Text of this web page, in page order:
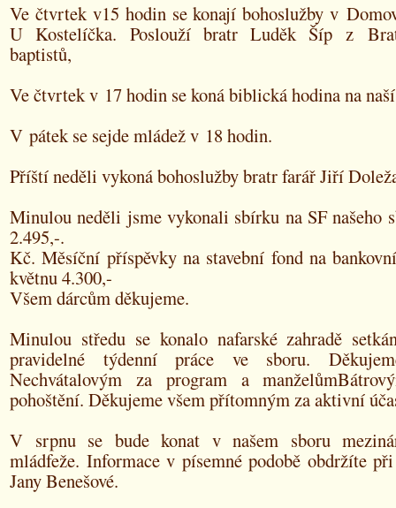
Ve čtvrtek v15 hodin se konají bohoslužby v
U Kostelíčka. Poslouží bratr Luděk Šíp z
baptistů,
Ve čtvrtek v 17 hodin se koná biblická hodina na
V pátek se sejde mládež v 18 hodin.
Příští neděli vykoná bohoslužby bratr farář Jiří
Minulou neděli jsme vykonali sbírku na SF našeho
2.495,-.
Kč. Měsíční příspěvky na stavební fond na
květnu 4.300,-
Všem dárcům děkujeme.
Minulou středu se konalo nafarské zahradě
pravidelné týdenní práce ve sboru.
Nechvátalovým za program a
pohoštění. Děkujeme všem přítomným za aktivní
V srpnu se bude konat v našem sboru
mládfeže. Informace v písemné podobě obdržíte
Jany Benešové.